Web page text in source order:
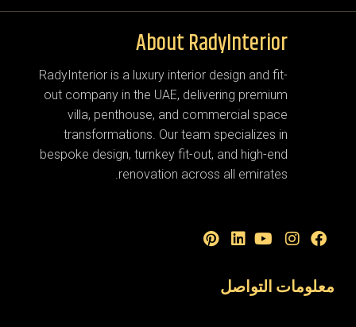
About RadyInterior
RadyInterior is a luxury interior design and fit-
out company in the UAE, delivering premium
villa, penthouse, and commercial space
transformations. Our team specializes in
bespoke design, turnkey fit-out, and high-end
renovation across all emirates.
معلومات التواصل